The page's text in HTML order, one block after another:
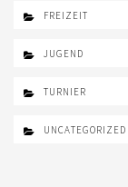
FREIZEIT
JUGEND
TURNIER
UNCATEGORIZED